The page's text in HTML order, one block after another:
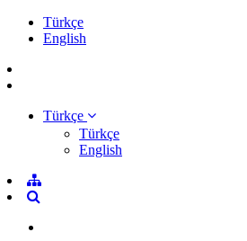
Türkçe
English
Türkçe
Türkçe
English